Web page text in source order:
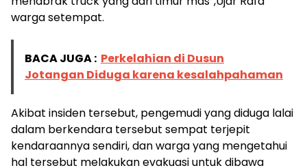
warga setempat.
BACA JUGA : Perkelahian di Dusun
Jotangan Diduga karena kesalahpahaman
Akibat insiden tersebut, pengemudi yang diduga lalai
dalam berkendara tersebut sempat terjepit
kendaraannya sendiri, dan warga yang mengetahui
hal tersebut melakukan evakuasi untuk dibawa